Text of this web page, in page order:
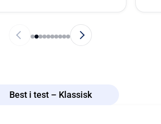
Best i test – Klassisk